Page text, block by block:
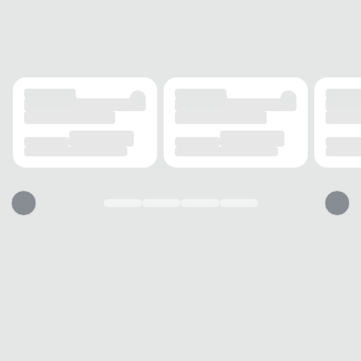
ACABAMENTO
Poliéster
ELASTICIDADE
Baixa
Escudo PSG
INFORMAÇÃO ADICIONAL